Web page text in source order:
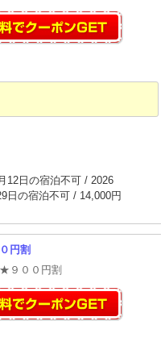
12日の宿泊不可 / 2026
日の宿泊不可 / 14,000円
円割
９００円割